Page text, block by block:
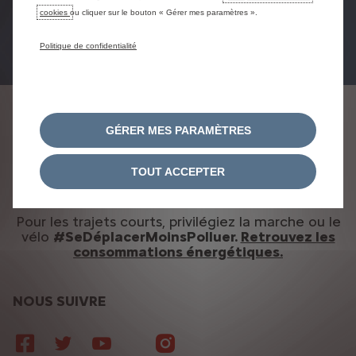
NOUS SUIVRE
Citroën 2025
DÉCLARATION DE CONFIDENTIALITÉ
MENTIONS LÉGALES
DÉCLARATION D'ACCESSIBILITÉ
Pour les trajets courts, privilégiez la marche ou le
vélo #SeDéplacerMoinsPolluer. Retrouvez les
consommations énergétiques.
cookies ou cliquer sur le bouton « Gérer mes paramètres ».
Politique de confidentialité
GÉRER MES PARAMÈTRES
TOUT ACCEPTER